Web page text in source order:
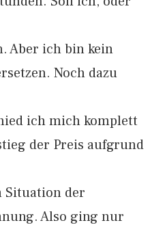
Aber ich bin kein
Noch dazu
ich mich komplett
der Preis aufgrund
Situation der
Also ging nur